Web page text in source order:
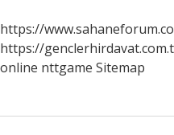
https://
https://
online nttgame Sitemap